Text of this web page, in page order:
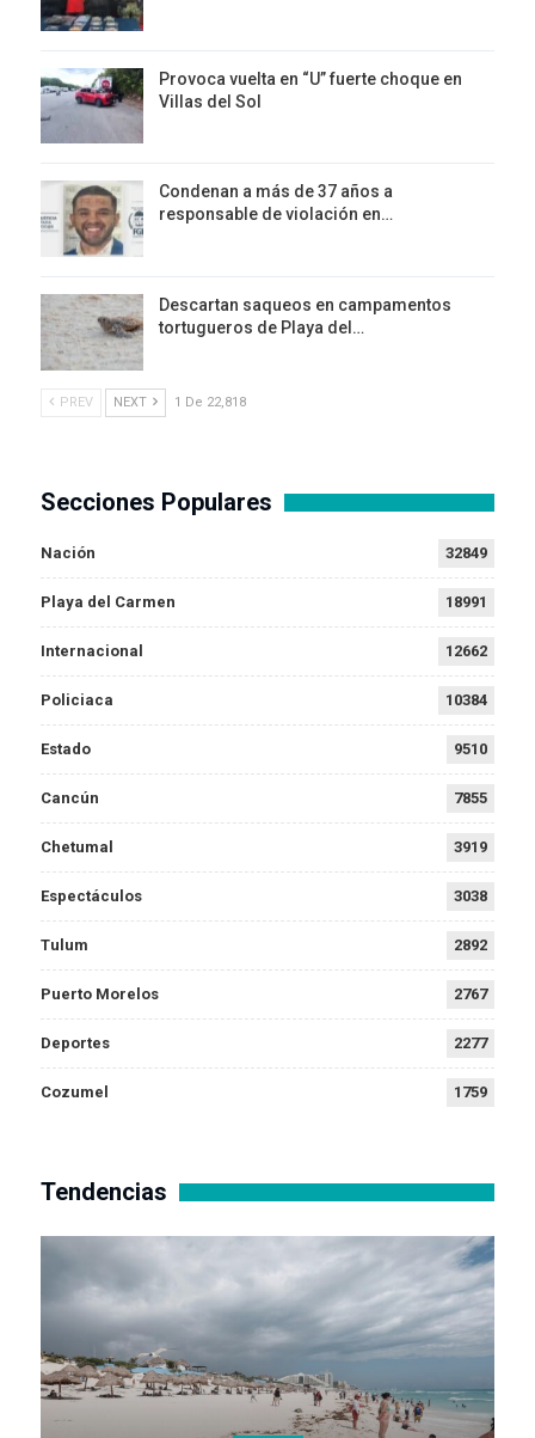
Provoca vuelta en “U” fuerte choque en
Villas del Sol
Condenan a más de 37 años a
responsable de violación en…
Descartan saqueos en campamentos
tortugueros de Playa del…
PREV NEXT 1 De 22,818
Secciones Populares
Nación 32849
Playa del Carmen 18991
Internacional 12662
Policiaca 10384
Estado 9510
Cancún 7855
Chetumal 3919
Espectáculos 3038
Tulum 2892
Puerto Morelos 2767
Deportes 2277
Cozumel 1759
Tendencias